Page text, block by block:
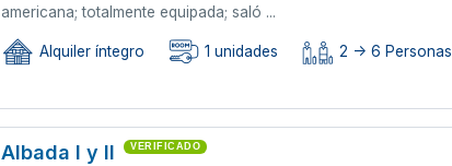
americana; totalmente equipada; saló ...
Alquiler íntegro 1 unidades 2 -> 6 Personas
Albada l y ll VERIFICADO